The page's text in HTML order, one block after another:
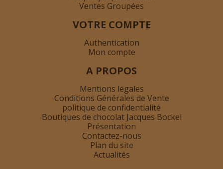
Ventes Groupées
VOTRE COMPTE
Authentication
Mon compte
A PROPOS
Mentions légales
Conditions Générales de Vente
politique de confidentialité
Boutiques de chocolat Jacques Bockel
Présentation
Contactez-nous
Plan du site
Actualités